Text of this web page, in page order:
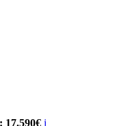
17.590€ i